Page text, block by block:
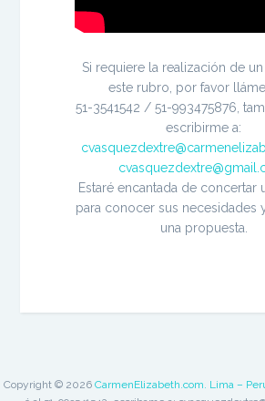
Si requiere la realización de
este rubro, por favor
51-3541542 / 51-993475876,
escribirme a:
Estaré encantada de concertar
para conocer sus necesidades
una propuesta.
Copyright © 2026 CarmenElizabeth.com. Lima –